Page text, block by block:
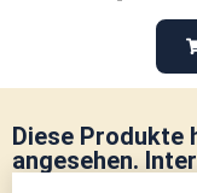
Diese Produkte
angesehen.